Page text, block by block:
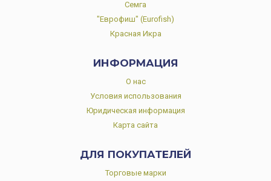
Семга
"Еврофиш" (Eurofish)
Красная Икра
ИНФОРМАЦИЯ
О нас
Условия использования
Юридическая информация
Карта сайта
ДЛЯ ПОКУПАТЕЛЕЙ
Торговые марки